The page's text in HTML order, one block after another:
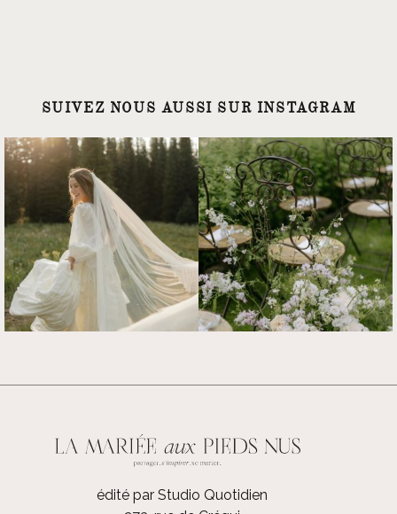
SUIVEZ NOUS AUSSI SUR INSTAGRAM
édité par Studio Quotidien